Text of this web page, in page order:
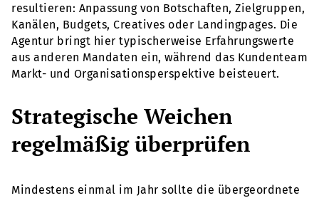
resultieren: Anpassung von Botschaften, Zielgruppen,
Kanälen, Budgets, Creatives oder Landingpages. Die
Agentur bringt hier typischerweise Erfahrungswerte
aus anderen Mandaten ein, während das Kundenteam
Markt- und Organisationsperspektive beisteuert.
Strategische Weichen
regelmäßig überprüfen
Mindestens einmal im Jahr sollte die übergeordnete